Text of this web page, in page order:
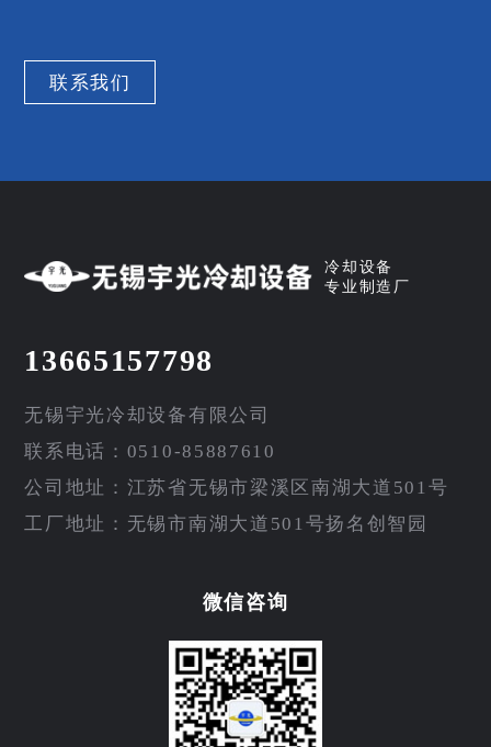
联系我们
冷却设备
专业制造厂
13665157798
无锡宇光冷却设备有限公司
联系电话：0510-85887610
公司地址：江苏省无锡市梁溪区南湖大道501号
工厂地址：无锡市南湖大道501号扬名创智园
微信咨询